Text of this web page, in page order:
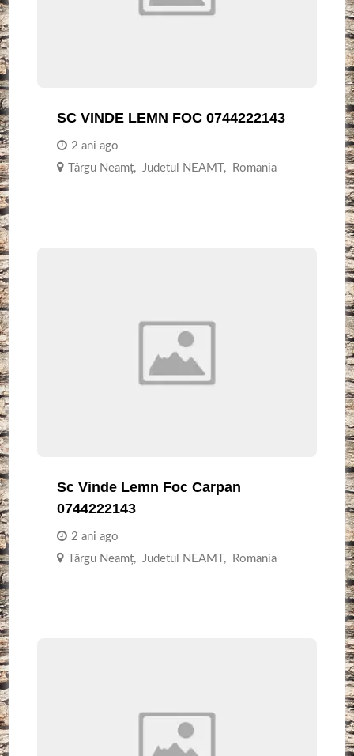
SC VINDE LEMN FOC 0744222143
2 ani ago
Târgu Neamţ, Judetul NEAMT , Romania
Sc Vinde Lemn Foc Carpan
0744222143
2 ani ago
Târgu Neamţ, Judetul NEAMT , Romania